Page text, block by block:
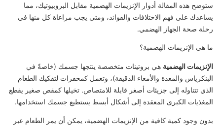
ستوضح هذه المقالة أدوار الإنزيمات الهضمية مقابل البروبيوتيك، مما
يساعدك على فهم الاختلافات والفوائد، ومتى يجب مراعاة كل منها في
رحلة صحة الجهاز الهضمي.
ما هي الإنزيمات الهضمية؟
الإنزيمات الهضمية هي بروتينات متخصصة ينتجها جسمك (خاصةً في
البنكرياس والمعدة والأمعاء الدقيقة)، وتعمل كمحفزات لتفكيك الطعام
الذي تتناوله إلى جزيئات أصغر قابلة للامتصاص. تخيلها كمقص صغير يقطع
المغذيات الكبرى المعقدة إلى أشكال أبسط يستطيع جسمك استخدامها.
بدون وجود كمية كافية من الإنزيمات الهضمية، يمكن أن يمر الطعام عبر